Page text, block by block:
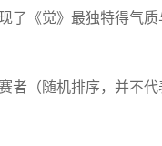
了《觉》最独特得气
者（随机排序，并不代